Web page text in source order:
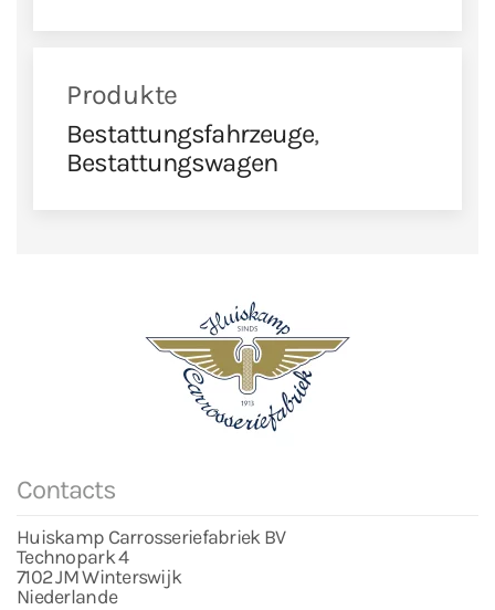
Produkte
Bestattungsfahrzeuge,
Bestattungswagen
Contacts
Huiskamp Carrosseriefabriek BV
Technopark 4
7102 JM Winterswijk
Niederlande